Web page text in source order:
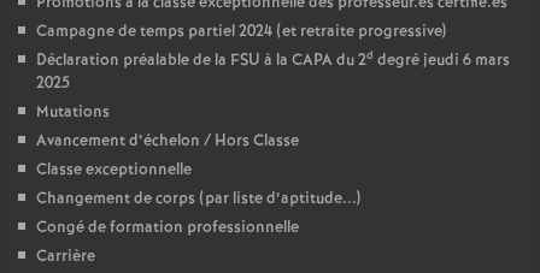
Campagne de temps partiel 2024 (et retraite progressive)
Déclaration préalable de la FSU à la CAPA du 2d degré jeudi 6 mars
2025
Mutations
Avancement d’échelon / Hors Classe
Classe exceptionnelle
Changement de corps (par liste d’aptitude...)
Congé de formation professionnelle
Carrière